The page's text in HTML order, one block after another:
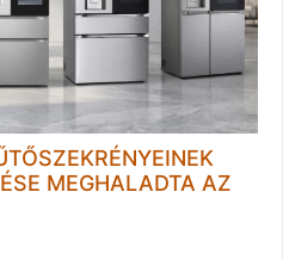
MEGHALADTA AZ